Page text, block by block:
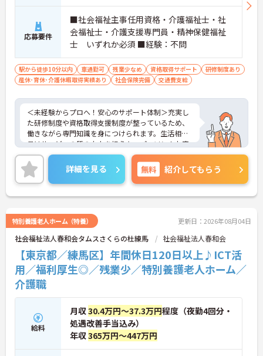
応募要件
■社会福祉主事任用資格・介護福祉士・社
会福祉士・介護支援専門員・精神保健福祉
士 いずれか必須 ■経験：不問
駅から徒歩10分以内 車通勤可 残業少なめ 資格取得サポート
研修制度あり
産休･育休･介護休暇取得実績あり
社会保険完備 交通費支給
＜未経験からプロへ！安心のサポート体制＞充実し
た研修制度や資格取得支援制度が整っているため、
働きながら専門知識を身につけられます。生活相談
員はサービスの質の向上を担うキーパーソン！お客
様やご家族との関わりを通じて、自分自身の人間性
も磨いていけるやりがいのあるお仕事です。
＜夜勤なしでプライベートも充実！柔軟な働き方＞
勤務曜日は相談可能♪ライフスタイルに合わせた働
き方が可能です。産休・育休制度も整っており、長
詳細を見る 無料 紹介してもらう
特別養護老人ホーム（特養） 更新日：2026年08月04日
社会福祉法人春和会タムスさくらの杜練馬 社会福祉法人春和会
【東京都／練馬区】年間休日120日以上♪ICT活
用／福利厚生◎／残業少／特別養護老人ホーム／
介護職
給料
月収30.4万円～37.3万円程度（夜勤4回分・
処遇改善手当込み）
年収365万円～447万円